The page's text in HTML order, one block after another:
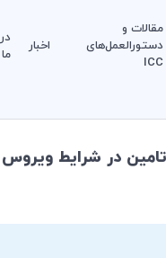
مقالات و
دستورالعمل‌های
ICC
اخبار
ما
در شرايط ويروس